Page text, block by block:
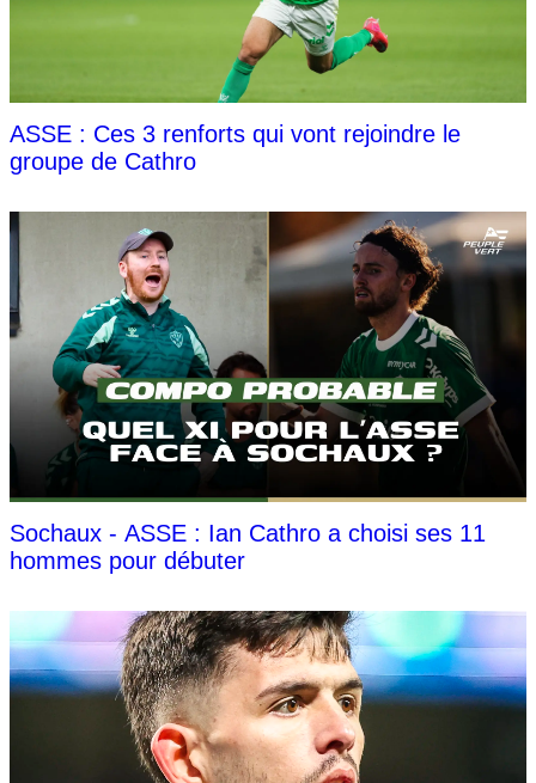
ASSE : Ces 3 renforts qui vont rejoindre le
groupe de Cathro
Sochaux - ASSE : Ian Cathro a choisi ses 11
hommes pour débuter